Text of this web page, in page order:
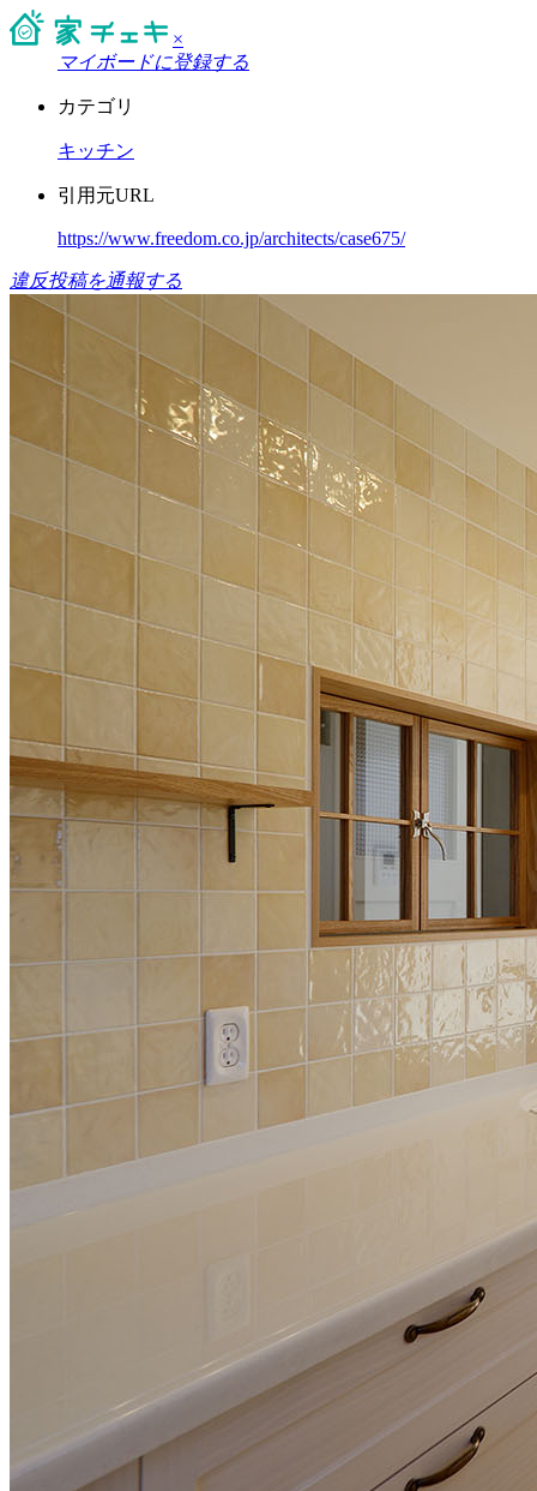
×
マイボードに登録する
カテゴリ
キッチン
引用元URL
https://www.freedom.co.jp/architects/case675/
違反投稿を通報する